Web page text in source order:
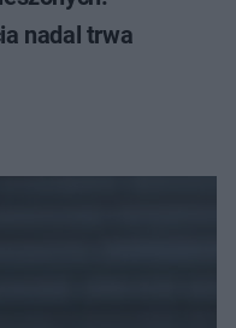
nadal trwa